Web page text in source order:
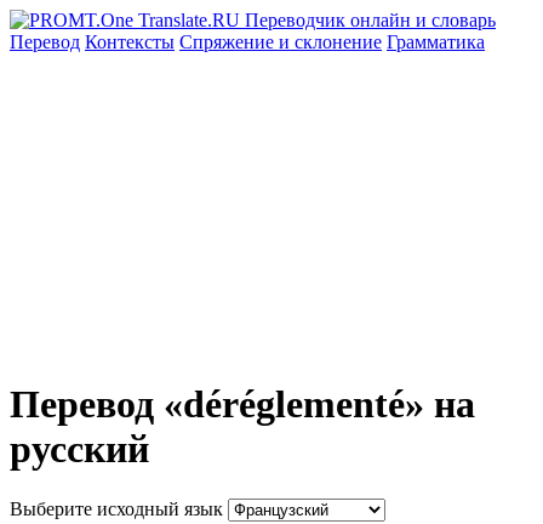
Перевод Контексты Спряжение и склонение Грамматика
Перевод «déréglementé» на
русский
Выберите исходный язык